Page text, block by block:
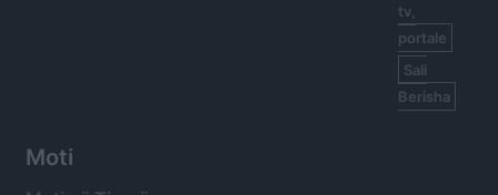
tv,
portale
Sali
Berisha
Moti